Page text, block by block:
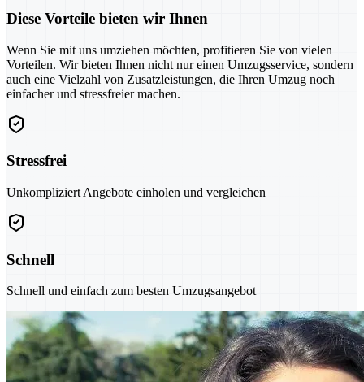
Diese Vorteile bieten wir Ihnen
Wenn Sie mit uns umziehen möchten, profitieren Sie von vielen
Vorteilen. Wir bieten Ihnen nicht nur einen Umzugsservice, sondern
auch eine Vielzahl von Zusatzleistungen, die Ihren Umzug noch
einfacher und stressfreier machen.
Stressfrei
Unkompliziert Angebote einholen und vergleichen
Schnell
Schnell und einfach zum besten Umzugsangebot